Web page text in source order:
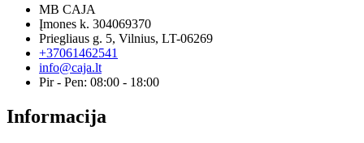
MB CAJA
Įmones k. 304069370
Priegliaus g. 5, Vilnius, LT-06269
+37061462541
info@caja.lt
Pir - Pen: 08:00 - 18:00
Informacija